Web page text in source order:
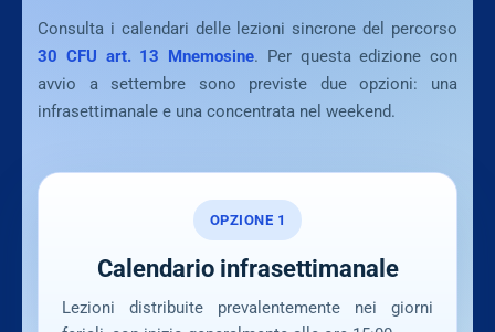
Consulta i calendari delle lezioni sincrone del percorso
30 CFU art. 13 Mnemosine. Per questa edizione con
avvio a settembre sono previste due opzioni: una
infrasettimanale e una concentrata nel weekend.
OPZIONE 1
Calendario infrasettimanale
Lezioni distribuite prevalentemente nei giorni